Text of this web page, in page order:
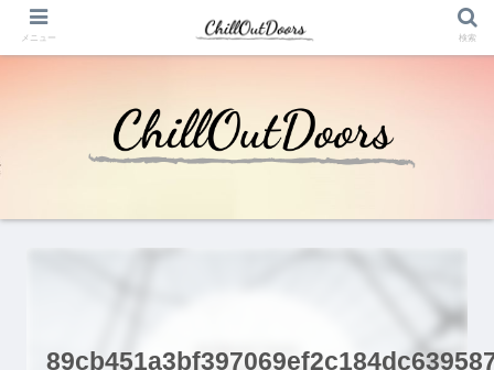
メニュー 検索